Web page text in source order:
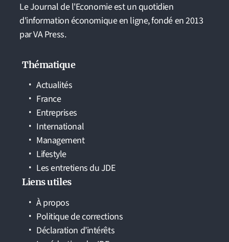
Le Journal de l'Economie est un quotidien
d'information économique en ligne, fondé en 2013
par VA Press.
Thématique
Actualités
France
Entreprises
International
Management
Lifestyle
Les entretiens du JDE
Liens utiles
À propos
Politique de corrections
Déclaration d’intérêts